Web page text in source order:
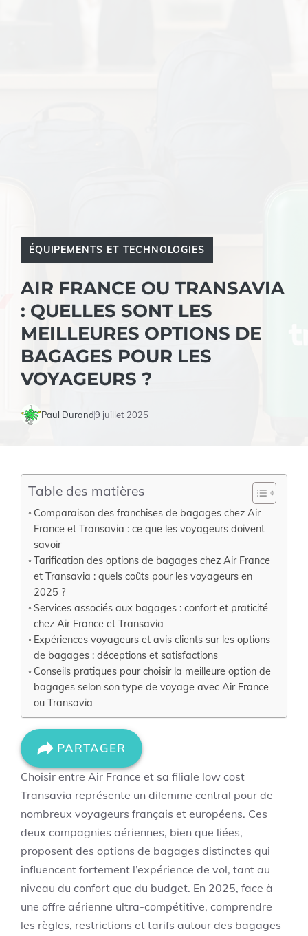
ÉQUIPEMENTS ET TECHNOLOGIES
AIR FRANCE OU TRANSAVIA
: QUELLES SONT LES
MEILLEURES OPTIONS DE
BAGAGES POUR LES
VOYAGEURS ?
Paul Durand9 juillet 2025
Table des matières
Comparaison des franchises de bagages chez Air
France et Transavia : ce que les voyageurs doivent
savoir
Tarification des options de bagages chez Air France
et Transavia : quels coûts pour les voyageurs en
2025 ?
Services associés aux bagages : confort et praticité
chez Air France et Transavia
Expériences voyageurs et avis clients sur les options
de bagages : déceptions et satisfactions
Conseils pratiques pour choisir la meilleure option de
bagages selon son type de voyage avec Air France
ou Transavia
PARTAGER
Choisir entre Air France et sa filiale low cost
Transavia représente un dilemme central pour de
nombreux voyageurs français et européens. Ces
deux compagnies aériennes, bien que liées,
proposent des options de bagages distinctes qui
influencent fortement l’expérience de vol, tant au
niveau du confort que du budget. En 2025, face à
une offre aérienne ultra-compétitive, comprendre
les règles, restrictions et tarifs autour des bagages